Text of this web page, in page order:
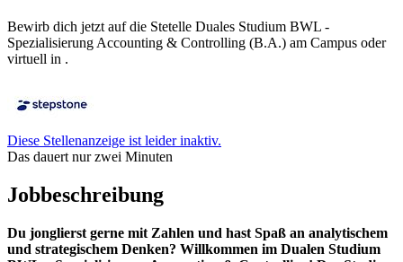
Bewirb dich jetzt auf die Stetelle Duales Studium BWL -
Spezialisierung Accounting & Controlling (B.A.) am Campus oder
virtuell in .
Diese Stellenanzeige ist leider inaktiv.
Das dauert nur zwei Minuten
Jobbeschreibung
Du jonglierst gerne mit Zahlen und hast Spaß an analytischem
und strategischem Denken? Willkommen im Dualen Studium